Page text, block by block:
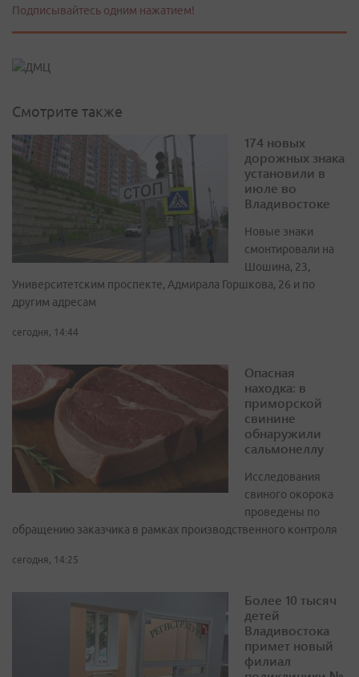
Подписывайтесь одним нажатием!
Смотрите также
174 новых
дорожных знака
установили в
июле во
Владивостоке
Новые знаки
смонтировали на
Шошина, 23,
Университетским проспекте, Адмирала Горшкова, 26 и по
другим адресам
сегодня, 14:44
Опасная
находка: в
приморской
свинине
обнаружили
сальмонеллу
Исследования
свиного окорока
проведены по
обращению заказчика в рамках производственного контроля
сегодня, 14:25
Более 10 тысяч
детей
Владивостока
примет новый
филиал